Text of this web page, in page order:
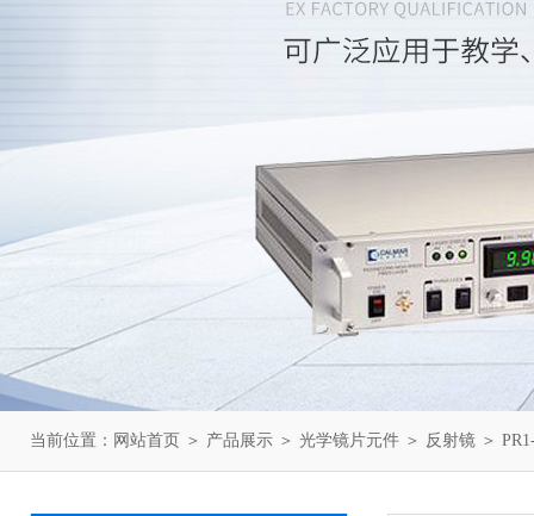
当前位置： 网站首页 ＞ 产品展示 ＞ 光学镜片元件 ＞ 反射镜 ＞